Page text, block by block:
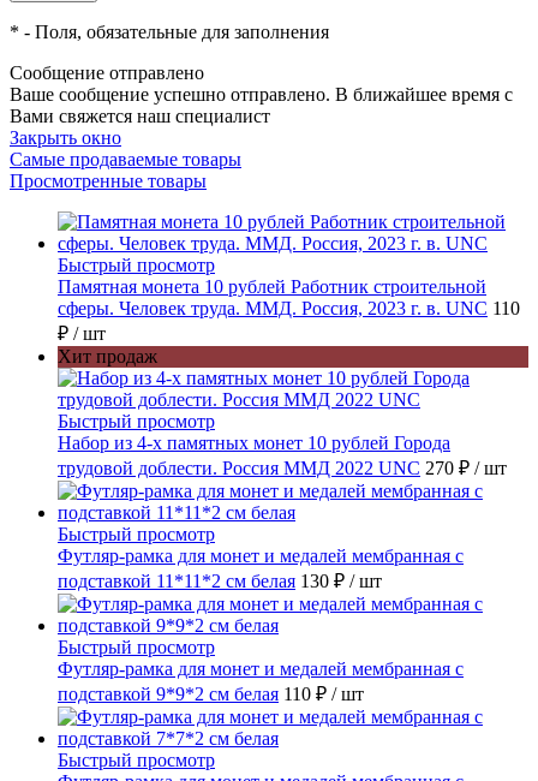
* - Поля, обязательные для заполнения
Сообщение отправлено
Ваше сообщение успешно отправлено. В ближайшее время с
Вами свяжется наш специалист
Закрыть окно
Самые продаваемые товары
Просмотренные товары
Быстрый просмотр
Памятная монета 10 рублей Работник строительной
сферы. Человек труда. ММД. Россия, 2023 г. в. UNC 110
₽ / шт
Хит продаж
Быстрый просмотр
Набор из 4-х памятных монет 10 рублей Города
трудовой доблести. Россия ММД 2022 UNC 270 ₽ / шт
Быстрый просмотр
Футляр-рамка для монет и медалей мембранная с
подставкой 11*11*2 см белая 130 ₽ / шт
Быстрый просмотр
Футляр-рамка для монет и медалей мембранная с
подставкой 9*9*2 см белая 110 ₽ / шт
Быстрый просмотр